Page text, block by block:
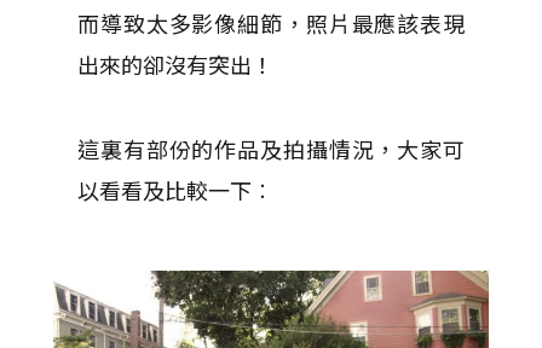
而導致太多影像細節，照片最應該表現
出來的卻沒有突出！
這裏有部份的作品及拍攝情況，大家可
以看看及比較一下︰